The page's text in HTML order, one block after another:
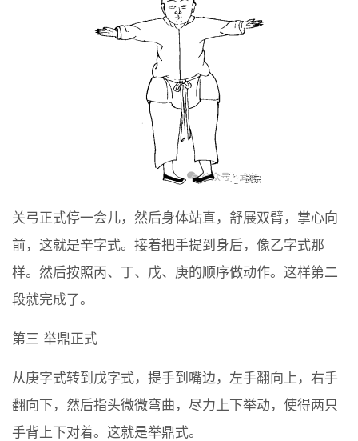
关弓正式停一会儿，然后身体站直，舒展双臂，掌心向
前，这就是辛字式。接着把手提到身后，像乙字式那
样。然后按照丙、丁、戊、庚的顺序做动作。这样第二
段就完成了。
第三 举鼎正式
从庚字式转到戊字式，提手到嘴边，左手翻向上，右手
翻向下，然后指头微微弯曲，尽力上下举动，使得两只
手背上下对着。这就是举鼎式。